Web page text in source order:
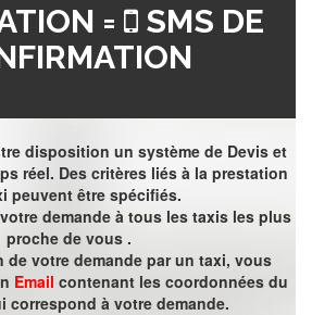
=
SMS DE
disposition un système de Devis et
réel. Des critères liés à la prestation
peuvent être spécifiés.
demande à tous les taxis les plus
proche de vous .
de votre demande par un taxi, vous
Email contenant les coordonnées du
correspond à votre demande.